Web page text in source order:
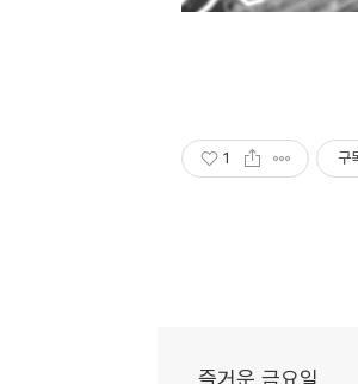
1 구
즐거운 금요일